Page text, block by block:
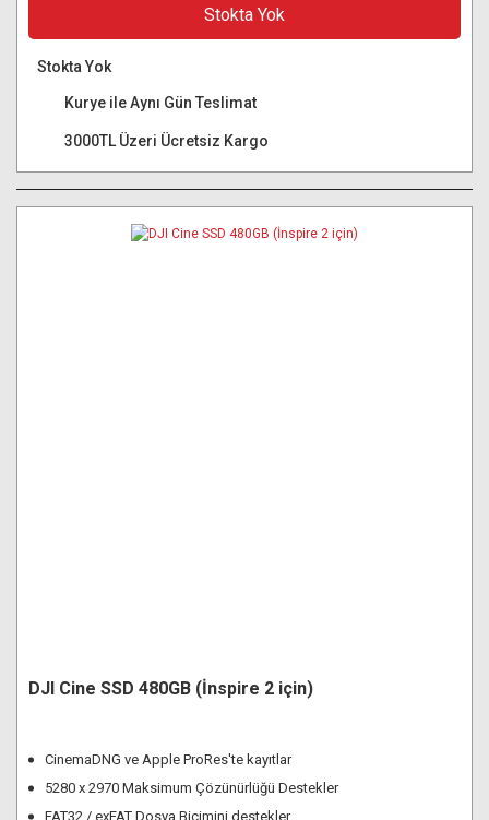
Stokta Yok
Stokta Yok
Kurye ile Aynı Gün Teslimat
3000TL Üzeri Ücretsiz Kargo
DJI Cine SSD 480GB (İnspire 2 için)
CinemaDNG ve Apple ProRes'te kayıtlar
5280 x 2970 Maksimum Çözünürlüğü Destekler
FAT32 / exFAT Dosya Biçimini destekler